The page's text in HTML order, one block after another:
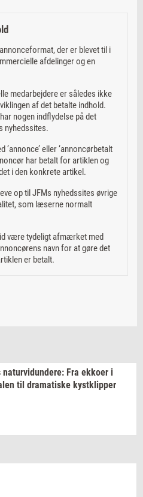
der er blevet til i
afdelinger og en
medarbejdere er således ikke
af det betalte indhold.
nogen indflydelse på det
nyhedssites.
’annonce’ eller ‘annoncørbetalt
har betalt for artiklen og
i den konkrete artikel.
op til JFMs nyhedssites øvrige
som læserne normalt
være tydeligt afmærket med
navn for at gøre det
er betalt.
na­tur­vi­dun­de­re: Fra ek­ko­er i
til dra­ma­ti­ske kyst­klip­per